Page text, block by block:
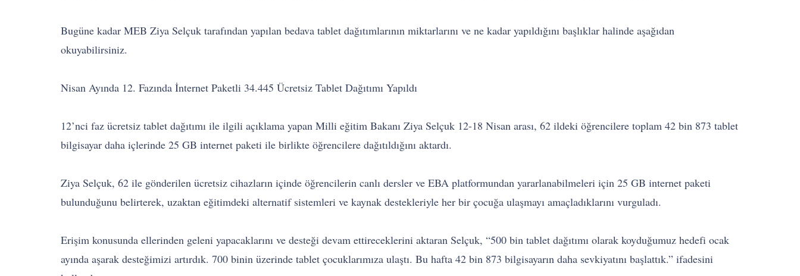
Bugüne kadar MEB Ziya Selçuk tarafından yapılan bedava tablet dağıtımlarının miktarlarını ve ne kadar yapıldığını başlıklar halinde aşağıdan
okuyabilirsiniz.
Nisan Ayında 12. Fazında İnternet Paketli 34.445 Ücretsiz Tablet Dağıtımı Yapıldı
12’nci faz ücretsiz tablet dağıtımı ile ilgili açıklama yapan Milli eğitim Bakanı Ziya Selçuk 12-18 Nisan arası, 62 ildeki öğrencilere toplam 42 bin 873 tablet
bilgisayar daha içlerinde 25 GB internet paketi ile birlikte öğrencilere dağıtıldığını aktardı.
Ziya Selçuk, 62 ile gönderilen ücretsiz cihazların içinde öğrencilerin canlı dersler ve EBA platformundan yararlanabilmeleri için 25 GB internet paketi
bulunduğunu belirterek, uzaktan eğitimdeki alternatif sistemleri ve kaynak destekleriyle her bir çocuğa ulaşmayı amaçladıklarını vurguladı.
Erişim konusunda ellerinden geleni yapacaklarını ve desteği devam ettireceklerini aktaran Selçuk, “500 bin tablet dağıtımı olarak koyduğumuz hedefi ocak
ayında aşarak desteğimizi artırdık. 700 binin üzerinde tablet çocuklarımıza ulaştı. Bu hafta 42 bin 873 bilgisayarın daha sevkiyatını başlattık.” ifadesini